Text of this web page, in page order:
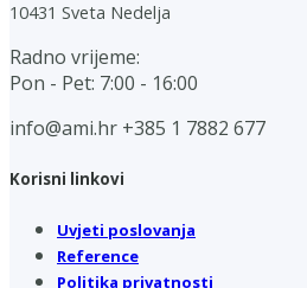
10431 Sveta Nedelja
Radno vrijeme:
Pon - Pet: 7:00 - 16:00
info@ami.hr +385 1 7882 677
Korisni linkovi
Uvjeti poslovanja
Reference
Politika privatnosti